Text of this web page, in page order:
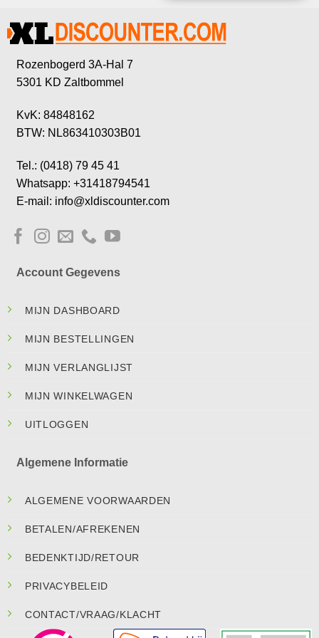
Rozenbogerd 3A-Hal 7
5301 KD Zaltbommel
KvK: 84848162
BTW: NL863410303B01
Tel.: (0418) 79 45 41
Whatsapp: +31418794541
E-mail: info@xldiscounter.com
Account Gegevens
MIJN DASHBOARD
MIJN BESTELLINGEN
MIJN VERLANGLIJST
MIJN WINKELWAGEN
UITLOGGEN
Algemene Informatie
ALGEMENE VOORWAARDEN
BETALEN/AFREKENEN
BEDENKTIJD/RETOUR
PRIVACYBELEID
CONTACT/VRAAG/KLACHT